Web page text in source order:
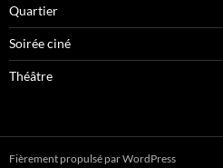
Quartier
Soirée ciné
Théâtre
Fièrement propulsé par WordPress